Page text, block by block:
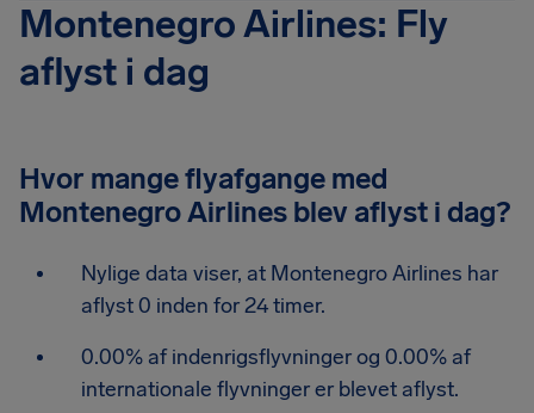
Montenegro Airlines: Fly
aflyst i dag
Hvor mange flyafgange med
Montenegro Airlines blev aflyst i dag?
Nylige data viser, at Montenegro Airlines har
aflyst 0 inden for 24 timer.
0.00% af indenrigsflyvninger og 0.00% af
internationale flyvninger er blevet aflyst.